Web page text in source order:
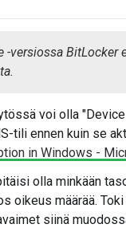
-versiossa BitLocker
voi olla
tili ennen kuin se
in Windows -
olla minkään
oikeus määrää.
siinä